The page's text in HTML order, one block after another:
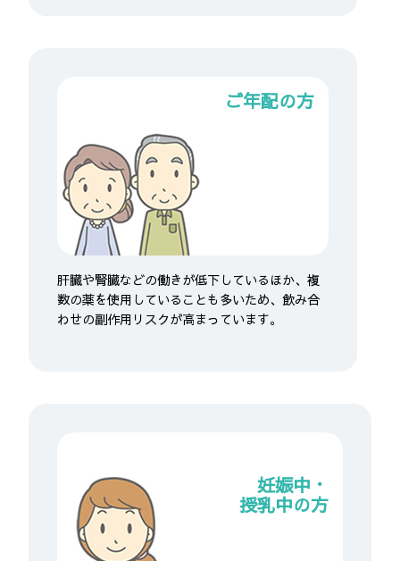
ご年配の方
肝臓や腎臓などの働きが低下しているほか、複
数の薬を使用していることも多いため、飲み合
わせの副作用リスクが高まっています。
妊娠中・
授乳中の方